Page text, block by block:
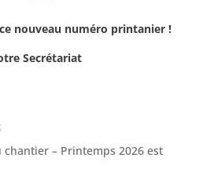
nouveau numéro printanier !
Secrétariat
– Printemps 2026 est